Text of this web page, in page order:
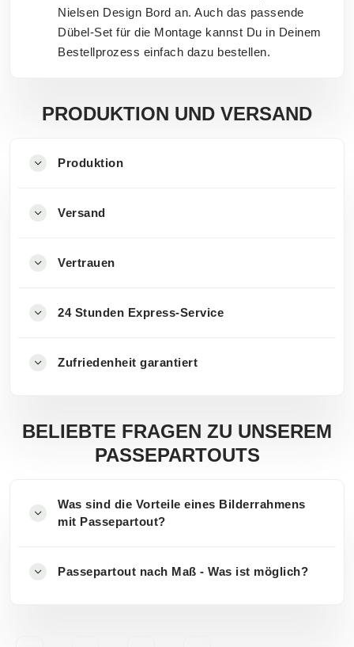
Nielsen Design Bord an. Auch das passende
Dübel-Set für die Montage kannst Du in Deinem
Bestellprozess einfach dazu bestellen.
PRODUKTION UND VERSAND
Produktion
Versand
Vertrauen
24 Stunden Express-Service
Zufriedenheit garantiert
BELIEBTE FRAGEN ZU UNSEREM
PASSEPARTOUTS
Was sind die Vorteile eines Bilderrahmens
mit Passepartout?
Passepartout nach Maß - Was ist möglich?